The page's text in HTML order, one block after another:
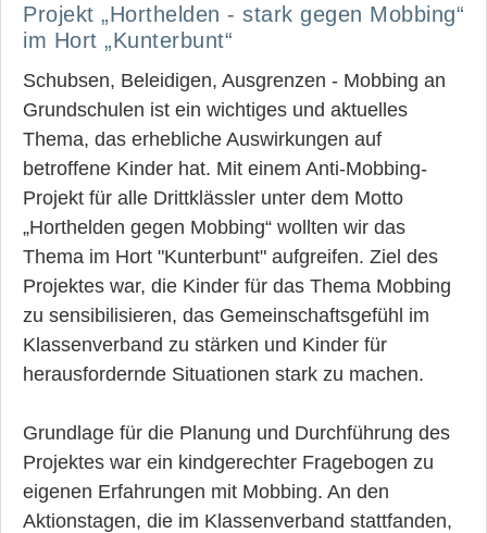
Projekt „Horthelden - stark gegen Mobbing“
im Hort „Kunterbunt“
Schubsen, Beleidigen, Ausgrenzen - Mobbing an
Grundschulen ist ein wichtiges und aktuelles
Thema, das erhebliche Auswirkungen auf
betroffene Kinder hat. Mit einem Anti-Mobbing-
Projekt für alle Drittklässler unter dem Motto
„Horthelden gegen Mobbing“ wollten wir das
Thema im Hort "Kunterbunt" aufgreifen. Ziel des
Projektes war, die Kinder für das Thema Mobbing
zu sensibilisieren, das Gemeinschaftsgefühl im
Klassenverband zu stärken und Kinder für
herausfordernde Situationen stark zu machen.
Grundlage für die Planung und Durchführung des
Projektes war ein kindgerechter Fragebogen zu
eigenen Erfahrungen mit Mobbing. An den
Aktionstagen, die im Klassenverband stattfanden,